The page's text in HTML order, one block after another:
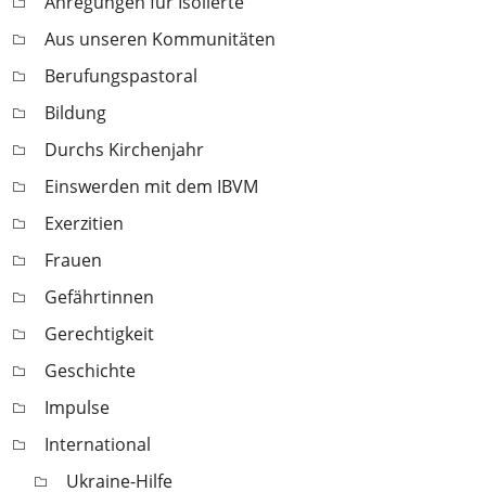
Aus unseren Kommunitäten
Berufungspastoral
Bildung
Durchs Kirchenjahr
Einswerden mit dem IBVM
Exerzitien
Frauen
Gefährtinnen
Gerechtigkeit
Geschichte
Impulse
International
Ukraine-Hilfe